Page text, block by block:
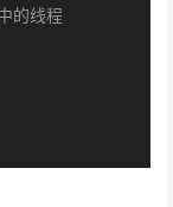
的线程